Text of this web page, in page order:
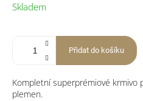
cena:
Skladem
Přidat do košíku
Kompletní superprémiové krmivo
plemen.